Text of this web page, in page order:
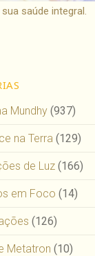
sua saúde integral.
Mundhy (937)
na Terra (129)
de Luz (166)
em Foco (14)
(126)
Metatron (10)